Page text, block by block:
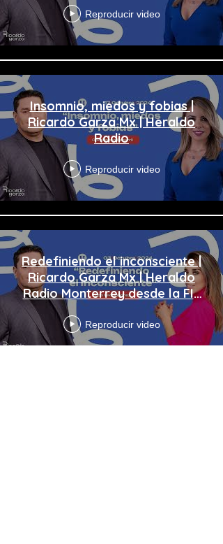
Reproducir video
Insomnio, miedos y fobias |
Ricardo Garza Mx | Heraldo
Radio
Reproducir video
Redefiniendo el inconsciente |
Ricardo Garza Mx | Heraldo
Radio Monterrey desde la FIL
Reproducir video